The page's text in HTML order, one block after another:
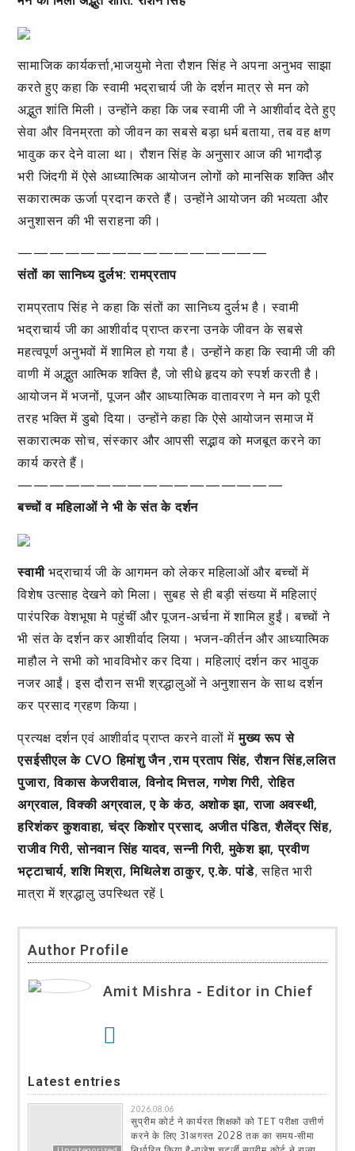
सामाजिक कार्यकर्त्ता,भाजयुमो नेता रौशन सिंह ने अपना अनुभव साझा
करते हुए कहा कि स्वामी भद्राचार्य जी के दर्शन मात्र से मन को
अद्भुत शांति मिली। उन्होंने कहा कि जब स्वामी जी ने आशीर्वाद देते हुए
सेवा और विनम्रता को जीवन का सबसे बड़ा धर्म बताया, तब वह क्षण
भावुक कर देने वाला था। रौशन सिंह के अनुसार आज की भागदौड़
भरी जिंदगी में ऐसे आध्यात्मिक आयोजन लोगों को मानसिक शक्ति और
सकारात्मक ऊर्जा प्रदान करते हैं। उन्होंने आयोजन की भव्यता और
अनुशासन की भी सराहना की।
————————————————
संतों का सानिध्य दुर्लभ: रामप्रताप
रामप्रताप सिंह ने कहा कि संतों का सानिध्य दुर्लभ है। स्वामी
भद्राचार्य जी का आशीर्वाद प्राप्त करना उनके जीवन के सबसे
महत्वपूर्ण अनुभवों में शामिल हो गया है। उन्होंने कहा कि स्वामी जी की
वाणी में अद्भुत आत्मिक शक्ति है, जो सीधे हृदय को स्पर्श करती है।
आयोजन में भजनों, पूजन और आध्यात्मिक वातावरण ने मन को पूरी
तरह भक्ति में डुबो दिया। उन्होंने कहा कि ऐसे आयोजन समाज में
सकारात्मक सोच, संस्कार और आपसी सद्भाव को मजबूत करने का
कार्य करते हैं।
—————————————————
बच्चों व महिलाओं ने भी के संत के दर्शन
स्वामीभद्राचार्य जी के आगमन को लेकर महिलाओं और बच्चों में
विशेष उत्साह देखने को मिला। सुबह से ही बड़ी संख्या में महिलाएं
पारंपरिक वेशभूषा मे पहुंचीं और पूजन-अर्चना में शामिल हुईं। बच्चों ने
भी संत के दर्शन कर आशीर्वाद लिया। भजन-कीर्तन और आध्यात्मिक
माहौल ने सभी को भावविभोर कर दिया। महिलाएं दर्शन कर भावुक
नजर आईं। इस दौरान सभी श्रद्धालुओं ने अनुशासन के साथ दर्शन
कर प्रसाद ग्रहण किया।
प्रत्यक्ष दर्शन एवं आशीर्वाद प्राप्त करने वालों मेंमुख्य रूप से
एसईसीएल के CVO हिमांशु जैन ,राम प्रताप सिंह, रौशन सिंह,ललित
पुजारा, विकास केजरीवाल, विनोद मित्तल, गणेश गिरी, रोहित
अग्रवाल, विक्की अग्रवाल, ए के कंठ, अशोक झा, राजा अवस्थी,
हरिशंकर कुशवाहा, चंद्र किशोर प्रसाद, अजीत पंडित, शैलेंद्र सिंह,
राजीव गिरी, सोनवान सिंह यादव, सन्नी गिरी, मुकेश झा, प्रवीण
भट्टाचार्य, शशि मिश्रा, मिथिलेश ठाकुर, ए.के. पांडे, सहित भारी
मात्रा में श्रद्धालु उपस्थित रहें l
Author Profile
Amit Mishra - Editor in Chief
Latest entries
2026.08.06
सुप्रीम कोर्ट ने कार्यरत शिक्षकों को TET परीक्षा उत्तीर्ण
करने के लिए 31अगस्त 2028 तक का समय-सीमा